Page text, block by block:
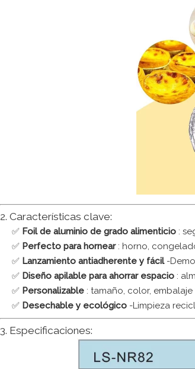
2. Características clave:
✅ Foil de aluminio de grado alimenticio :
✅ Perfecto para hornear : horno,
✅ Lanzamiento antiadherente y fácil -
✅ Diseño apilable para ahorrar espacio :
✅ Personalizable : tamaño, color,
✅ Desechable y ecológico -Limpieza
3. Especificaciones: